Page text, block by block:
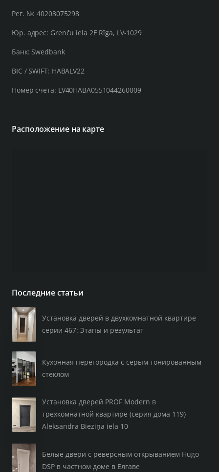
Рег. №: 40203075298
Юр. адрес: Grenču iela 2E Rīga, LV-1029
Банк: Swedbank
BIC / SWIFT: HABALV22
Номер счета: LV40HABA0551044260009
Расположение на карте
Последние статьи
Установка дверей в двухкомнатной квартире
серии 467: Этапы и результат
Кухонная перегородка с серым тонированным
стеклом
Установка дверей PROF Modern в
трехкомнатной квартире (серия дома 119)
Aleksandra Bieziņa iela 10
Белые двери с реверсным открыванием Hugo
DSP в частном доме в Елгаве